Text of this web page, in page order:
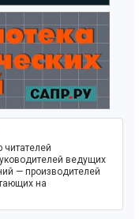
ведущих
— производителей
на